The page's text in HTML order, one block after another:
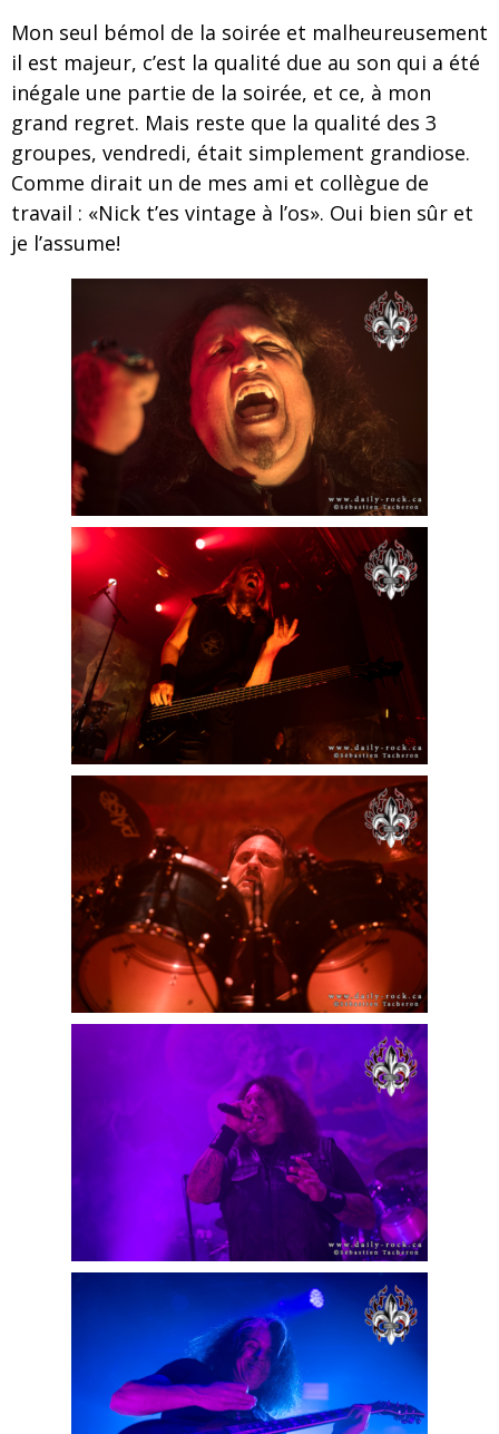
Mon seul bémol de la soirée et malheureusement
il est majeur, c’est la qualité due au son qui a été
inégale une partie de la soirée, et ce, à mon
grand regret. Mais reste que la qualité des 3
groupes, vendredi, était simplement grandiose.
Comme dirait un de mes ami et collègue de
travail : «Nick t’es vintage à l’os». Oui bien sûr et
je l’assume!